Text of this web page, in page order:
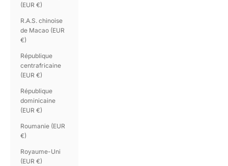
(EUR €)
R.A.S. chinoise
de Macao (EUR
€)
République
centrafricaine
(EUR €)
République
dominicaine
(EUR €)
Roumanie (EUR
€)
Royaume-Uni
(EUR €)